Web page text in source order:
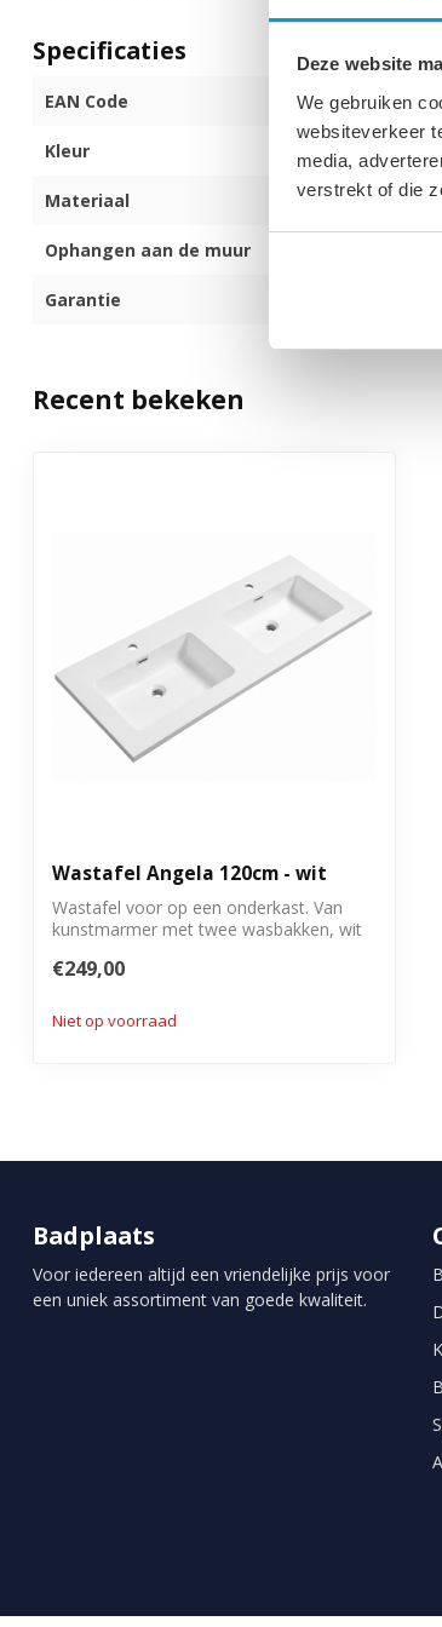
Deze website
We gebruiken
websiteverkeer
media,
verstrekt of die
Specificaties
EAN Code
Kleur
Materiaal
Ophangen aan de muur
Garantie
Recent bekeken
Wastafel Angela 120cm - wit
Wastafel voor op een onderkast. Van
kunstmarmer met twee wasbakken, wit
€249,00
Niet op voorraad
Badplaats
Voor iedereen altijd een vriendelijke prijs voor
een uniek assortiment van goede kwaliteit.